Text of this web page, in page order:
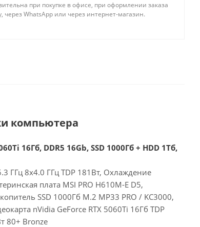
при покупке в офисе, при оформлении заказа
через WhatsApp или через интернет-магазин.
компьютера
16Гб, DDR5 16Gb, SSD 1000Гб + HDD 1Тб,
ГГц 8x4.0 ГГц TDP 181Вт, Охлаждение
плата MSI PRO H610M-E D5,
SSD 1000Гб M.2 MP33 PRO / KC3000,
nVidia GeForce RTX 5060Ti 16Гб TDP
80+ Bronze